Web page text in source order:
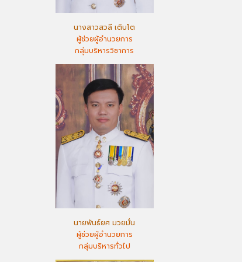
นางสาวสวลี เติบโต
ผู้ช่วยผู้อำนวยการ
กลุ่มบริหารวิชาการ
นายพันธ์ยศ มวยมั่น
ผู้ช่วยผู้อำนวยการ
กลุ่มบริหารทั่วไป